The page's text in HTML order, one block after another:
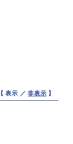
【 表示 ／非表示 】